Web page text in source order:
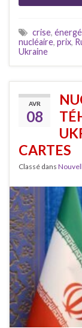
crise,
nucléaire, prix,
Ukraine
AVR
08
CARTES
Classé dans